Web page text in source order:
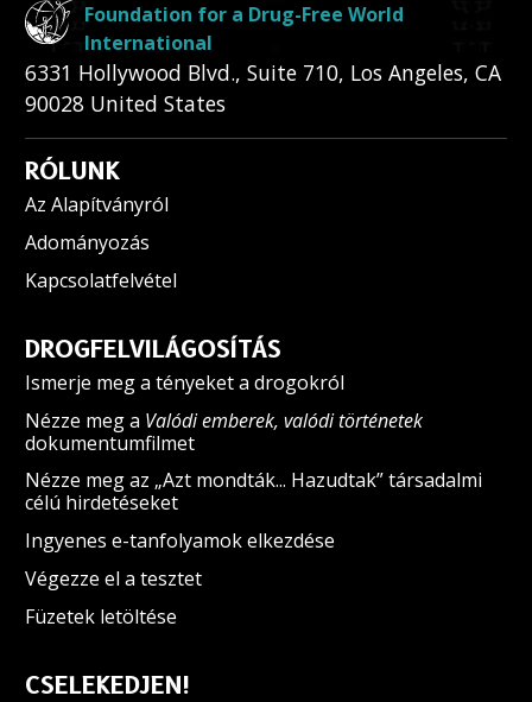
Foundation for a Drug-Free World
International
6331 Hollywood Blvd., Suite 710, Los Angeles, CA
90028 United States
RÓLUNK
Az Alapítványról
Adományozás
Kapcsolatfelvétel
DROGFELVILÁGOSÍTÁS
Ismerje meg a tényeket a drogokról
Nézze meg a Valódi emberek, valódi történetek
dokumentumfilmet
Nézze meg az „Azt mondták... Hazudtak” társadalmi
célú hirdetéseket
Ingyenes e-tanfolyamok elkezdése
Végezze el a tesztet
Füzetek letöltése
CSELEKEDJEN!